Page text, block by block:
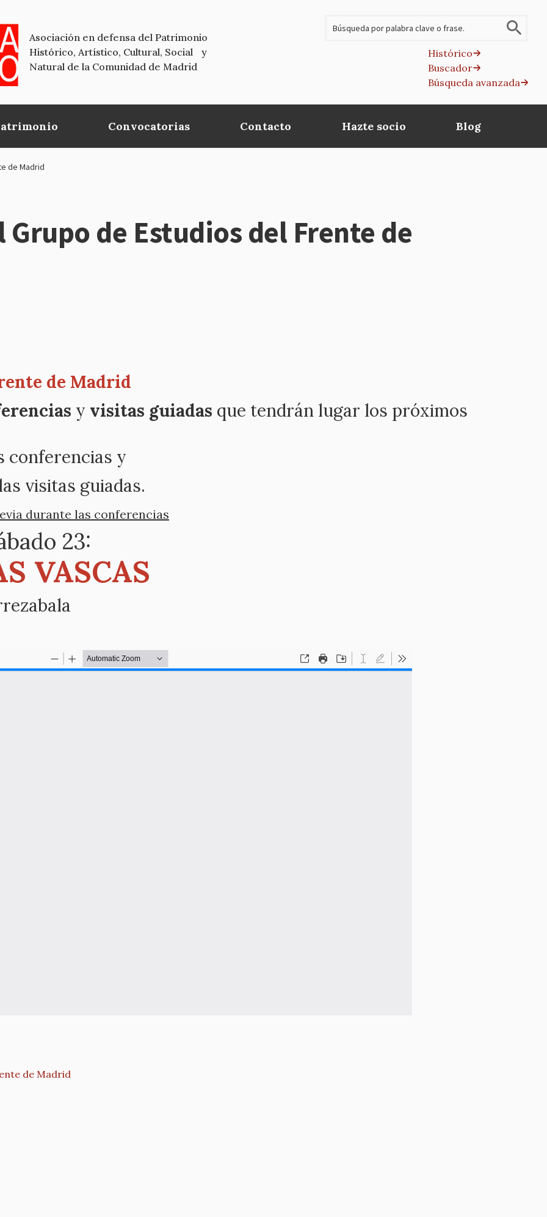
Asociación en defensa del Patrimonio
Histórico, Artístico, Cultural, Social y
Natural de la Comunidad de Madrid
Histórico
Buscador
Búsqueda avanzada
Convocatorias Contacto Hazte socio Blog
de Madrid
de Estudios del Frente de
de Madrid
y visitas guiadas que tendrán lugar los próximos
conferencias y
visitas guiadas.
durante las conferencias
23:
VASCAS
de Madrid